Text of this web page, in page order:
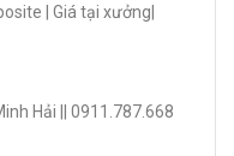
| Giá tại xưởng|
Hải || 0911.787.668